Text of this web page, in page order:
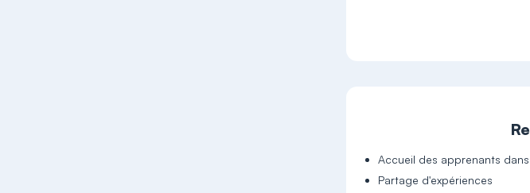
Accueil des apprenants
Partage d'expériences